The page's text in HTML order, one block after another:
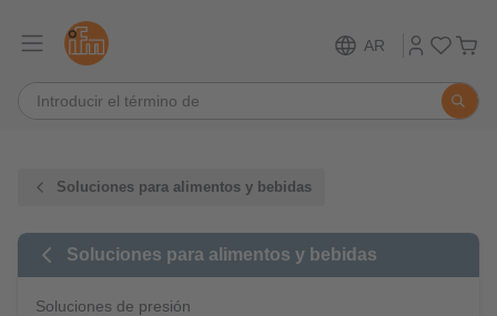
AR
Soluciones para alimentos y bebidas
Soluciones para alimentos y bebidas
Soluciones de presión